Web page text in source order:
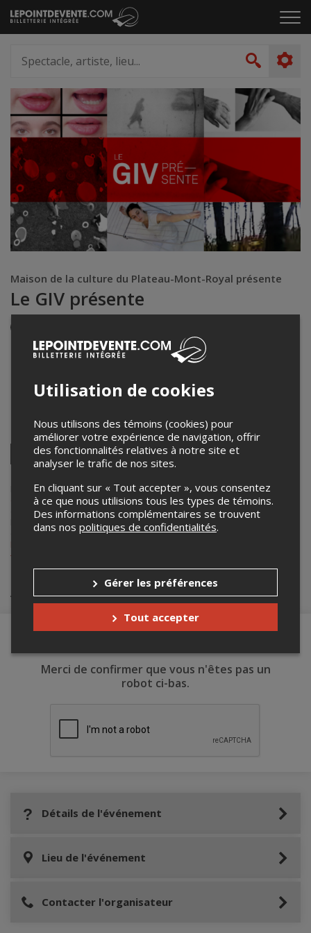
Passer
au
le
artiste,
lieu...
Maison de la culture du Plateau-Mont-Royal présente
Le GIV présente
10 avril 2024
19h30 – 19h30 / Entrée: 19h00
Maison de la culture Plateau-Mont-Royal
465 avenue Mont-Royal E,Montréal,QC,Canada
Partagez cet événement
Facebook
Twitter
LinkedinPinterestEnvoyer
courriel
Lepointdevente.com agit à titre de mandataire pourMaison de la
culture du Plateau-Mont-Royaldans le cadre de l’affichage en ligne
et la vente de billets pour ses événements.
Pour plus d’information à propos de cet événement, veuillez
contacter l’organisateur de l’événement,Maison de la culture du
+1 514-872-2266
Achat de billets
Merci de confirmer que vous n'êtes pas un
robot ci-bas.
Détails de l'événement
Lieu de l'événement
Contacter l'organisateur
Utilisation de cookies
Nous utilisons des témoins (cookies) pour
améliorer votre expérience de navigation, offrir
des fonctionnalités relatives à notre site et
analyser le trafic de nos sites.
En cliquant sur « Tout accepter », vous consentez
à ce que nous utilisions tous les types de témoins.
Des informations complémentaires se trouvent
dans nos politiques de confidentialités.
Gérer les préférences
Tout accepter